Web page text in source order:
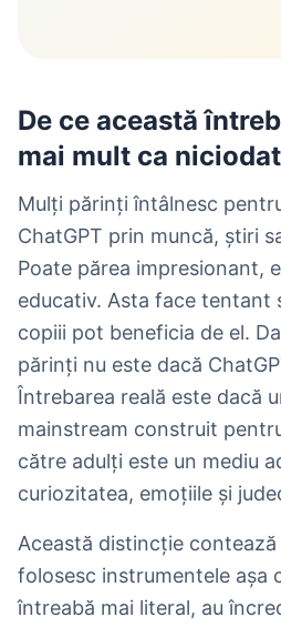
De ce această
mai mult ca
Mulți părinți întâlnesc
ChatGPT prin muncă, știri
Poate părea impresionant,
educativ. Asta face tentant
copiii pot beneficia de el.
părinți nu este dacă
Întrebarea reală este dacă
mainstream construit
către adulți este un mediu
curiozitatea, emoțiile și
Această distincție
folosesc instrumentele așa
întreabă mai literal, au